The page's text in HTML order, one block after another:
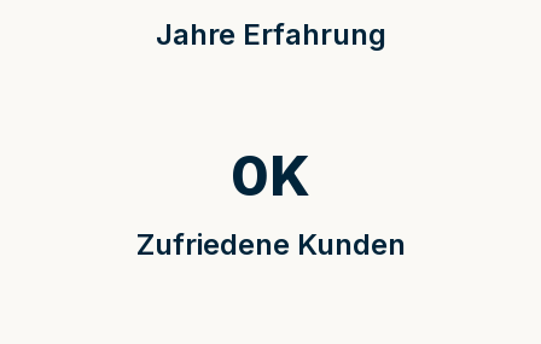
Jahre Erfahrung
Zufriedene Kunden
0K